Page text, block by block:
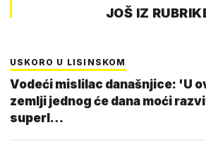
JOŠ IZ
USKORO U LISINSKOM
Vodeći mislilac današnjice: 'U
zemlji jednog će dana moći
superl…